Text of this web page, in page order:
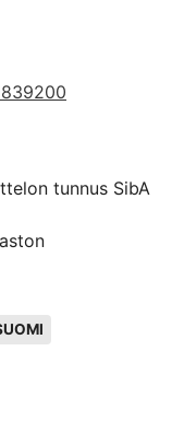
tunnus SibA